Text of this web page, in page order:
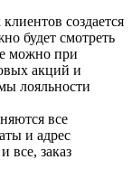
создается
будет смотреть
можно при
акций и
лояльности
все
и адрес
все, заказ